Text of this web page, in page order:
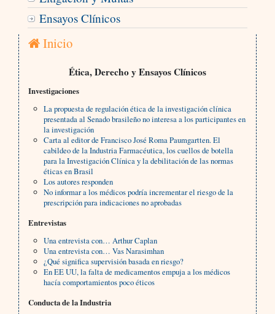
Ensayos Clínicos
Inicio
Ética, Derecho y Ensayos Clínicos
Investigaciones
La propuesta de regulación ética de la investigación clínica
presentada al Senado brasileño no interesa a los participantes en
la investigación
Carta al editor de Francisco José Roma Paumgartten. El
cabildeo de la Industria Farmacéutica, los cuellos de botella
para la Investigación Clínica y la debilitación de las normas
éticas en Brasil
Los autores responden
No informar a los médicos podría incrementar el riesgo de la
prescripción para indicaciones no aprobadas
Entrevistas
Una entrevista con… Arthur Caplan
Una entrevista con… Vas Narasimhan
¿Qué significa supervisión basada en riesgo?
En EE UU, la falta de medicamentos empuja a los médicos
hacía comportamientos poco éticos
Conducta de la Industria